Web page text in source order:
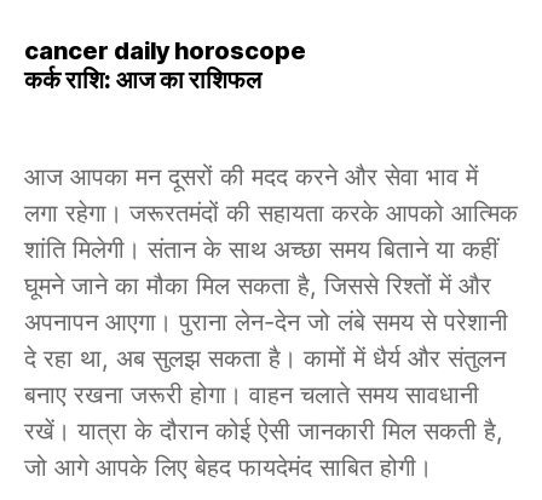
cancer daily horoscope
कर्क राशि: आज का राशिफल
आज आपका मन दूसरों की मदद करने और सेवा भाव में
लगा रहेगा। जरूरतमंदों की सहायता करके आपको आत्मिक
शांति मिलेगी। संतान के साथ अच्छा समय बिताने या कहीं
घूमने जाने का मौका मिल सकता है, जिससे रिश्तों में और
अपनापन आएगा। पुराना लेन-देन जो लंबे समय से परेशानी
दे रहा था, अब सुलझ सकता है। कामों में धैर्य और संतुलन
बनाए रखना जरूरी होगा। वाहन चलाते समय सावधानी
रखें। यात्रा के दौरान कोई ऐसी जानकारी मिल सकती है,
जो आगे आपके लिए बेहद फायदेमंद साबित होगी।